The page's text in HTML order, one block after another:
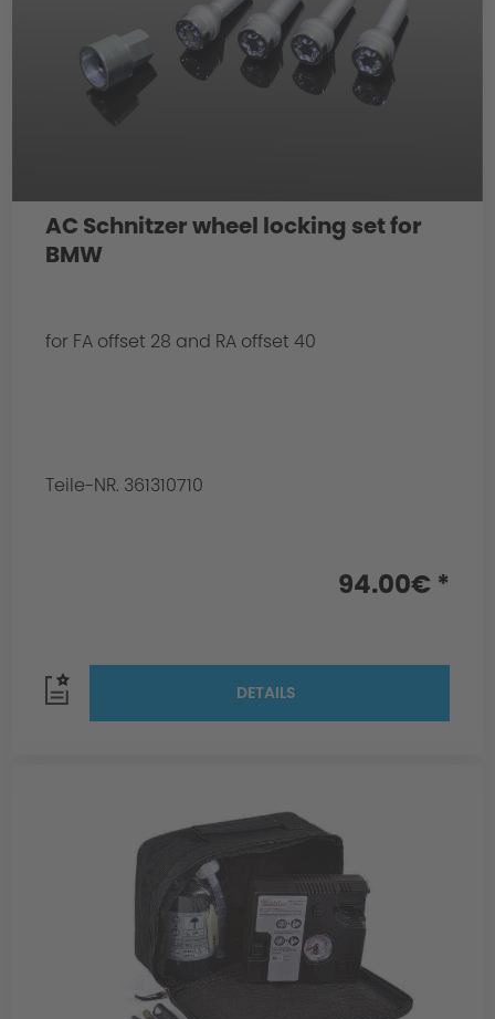
AC Schnitzer wheel locking set for
BMW
for FA offset 28 and RA offset 40
Teile-NR. 361310710
94.00€ *
DETAILS